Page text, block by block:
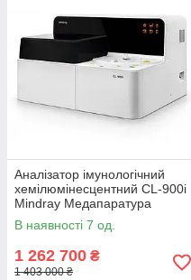
Аналізатор імунологічний
хемілюмінесцентний CL-900i
Mindray Медапаратура
В наявності 7 од.
1 262 700 ₴
1 403 000 ₴